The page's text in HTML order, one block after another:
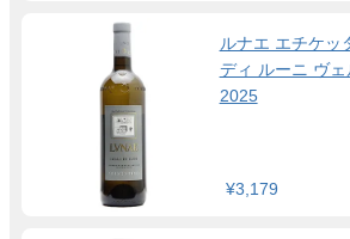
ルナエ エチケッ
ディ ルーニ ヴェ
2025
¥3,179